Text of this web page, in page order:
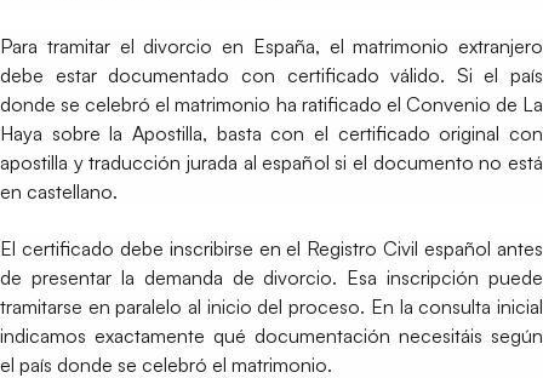
Para tramitar el divorcio en España, el matrimonio extranjero
debe estar documentado con certificado válido. Si el país
donde se celebró el matrimonio ha ratificado el Convenio de La
Haya sobre la Apostilla, basta con el certificado original con
apostilla y traducción jurada al español si el documento no está
en castellano.
El certificado debe inscribirse en el Registro Civil español antes
de presentar la demanda de divorcio. Esa inscripción puede
tramitarse en paralelo al inicio del proceso. En la consulta inicial
indicamos exactamente qué documentación necesitáis según
el país donde se celebró el matrimonio.